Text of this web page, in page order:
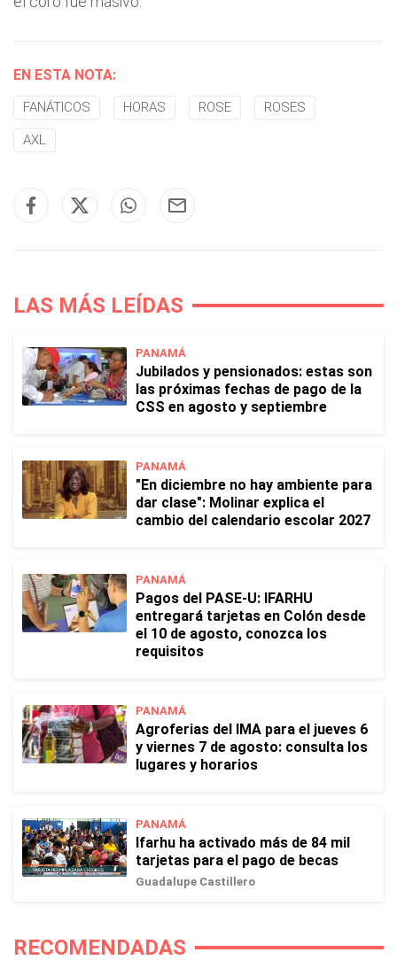
EN ESTA NOTA:
FANÁTICOS HORAS ROSE ROSES
AXL
LAS MÁS LEÍDAS
PANAMÁ
Jubilados y pensionados: estas son
las próximas fechas de pago de la
CSS en agosto y septiembre
PANAMÁ
"En diciembre no hay ambiente para
dar clase": Molinar explica el
cambio del calendario escolar 2027
PANAMÁ
Pagos del PASE-U: IFARHU
entregará tarjetas en Colón desde
el 10 de agosto, conozca los
requisitos
PANAMÁ
Agroferias del IMA para el jueves 6
y viernes 7 de agosto: consulta los
lugares y horarios
PANAMÁ
Ifarhu ha activado más de 84 mil
tarjetas para el pago de becas
Guadalupe Castillero
RECOMENDADAS